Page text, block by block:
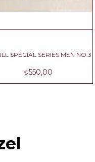
SERIES MEN NO:3
₺550,00